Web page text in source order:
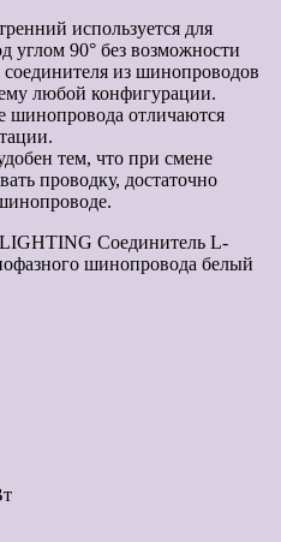
используется для
углом 90° без возможности
из шинопроводов
любой конфигурации.
шинопровода отличаются
тем, что при смене
проводку, достаточно
LIGHTING Соединитель L-
шинопровода белый